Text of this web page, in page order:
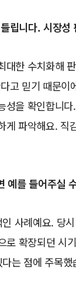
립니다. 시장성
한 수치화해
고 믿기 때문이
성을 확인합니
파악해요. 직
예를 들어주실
사례예요. 당
확장되던 시
는 점에 주목했